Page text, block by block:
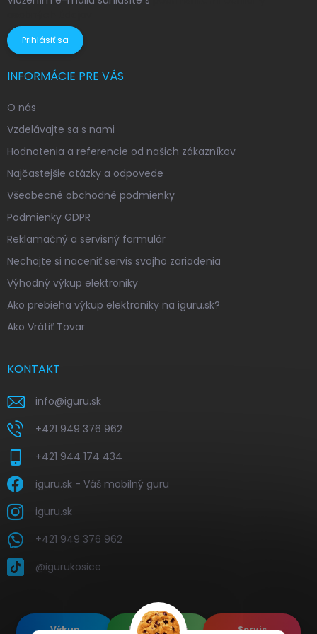
Prihlásiť sa
INFORMÁCIE PRE VÁS
O nás
Vzdelávajte sa s nami
Hodnotenia a referencie od našich zákazníkov
Najčastejšie otázky a odpovede
Všeobecné obchodné podmienky
Podmienky GDPR
Reklamačný a servisný formulár
Nechajte si naceniť servis svojho zariadenia
Výhodný výkup elektroniky
Ako prebieha výkup elektroniky na iguru.sk?
Ako Vrátiť Tovar
KONTAKT
info@iguru.sk
+421 949 376 962
+421 944 174 434
iguru.sk - Váš mobilný guru
iguru.sk
+421 949 376 962
@igurukosice
Výkup Renovované Servis